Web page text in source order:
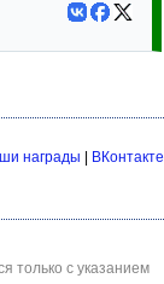
награды
ВКонтакте
только с указанием